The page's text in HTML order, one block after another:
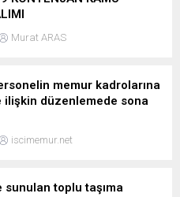
Murat ARAS
memur kadrolarına
ilişkin düzenlemede sona
iscimemur.net
sunulan toplu taşıma